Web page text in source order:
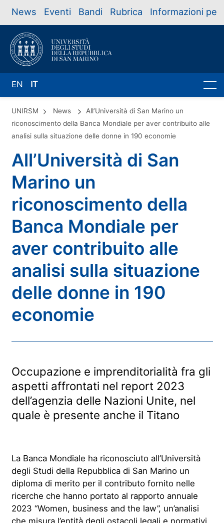
News Eventi Bandi Rubrica Informazioni per
EN IT
UNIRSM News
All’Università di San Marino un
riconoscimento della Banca Mondiale per aver contribuito alle
analisi sulla situazione delle donne in 190 economie
All’Università di San
Marino un
riconoscimento della
Banca Mondiale per
aver contribuito alle
analisi sulla situazione
delle donne in 190
economie
Occupazione e imprenditorialità fra gli
aspetti affrontati nel report 2023
dell’agenzia delle Nazioni Unite, nel
quale è presente anche il Titano
La Banca Mondiale ha riconosciuto all’Università
degli Studi della Repubblica di San Marino un
diploma di merito per il contributo fornito nelle
ricerche che hanno portato al rapporto annuale
2023 “Women, business and the law”, un’analisi
che misura l’entità degli ostacoli legali e normativi